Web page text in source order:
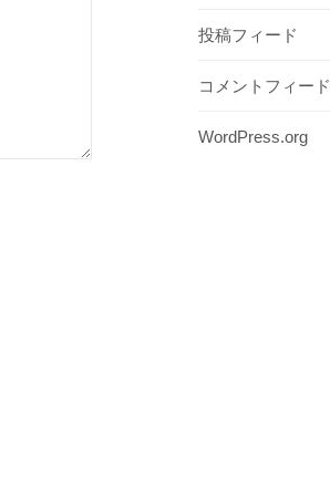
投稿フィード
コメントフィード
WordPress.org